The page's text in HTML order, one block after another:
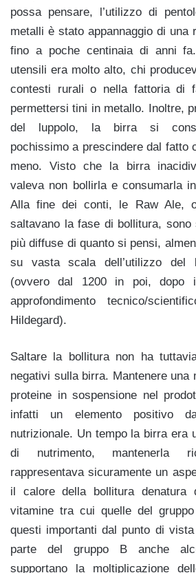
possa pensare, l’utilizzo di
metalli è stato appannaggio di una
fino a poche centinaia di anni
utensili era molto alto, chi
contesti rurali o nella fattoria di
permettersi tini in metallo. Inoltre,
del luppolo, la birra si
pochissimo a prescindere dal fatto
meno. Visto che la birra
valeva non bollirla e consumarla
Alla fine dei conti, le Raw Ale,
saltavano la fase di bollitura, sono
più diffuse di quanto si pensi,
su vasta scala dell’utilizzo del
(ovvero dal 1200 in poi, dopo
approfondimento tecnico/
Hildegard).
Saltare la bollitura non ha
negativi sulla birra. Mantenere una
proteine in sospensione nel
infatti un elemento positivo
nutrizionale. Un tempo la birra era
di nutrimento, mantenerla
rappresentava sicuramente un
il calore della bollitura denatura
vitamine tra cui quelle del
questi importanti dal punto di
parte del gruppo B anche
supportano la moltiplicazione